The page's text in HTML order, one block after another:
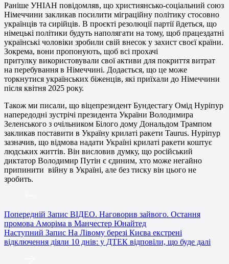
Раніше УНІАН повідомляв, що християнсько-соціальний союз
Німеччини закликав посилити міграційну політику стосовно
українців та сирійців. В проєкті резолюції партії йдеться, що
німецькі політики будуть наполягати на тому, щоб працездатні
українські чоловіки зробили свій внесок у захист своєї країни.
Зокрема, вони пропонують, щоб всі прохачі
притулку використовували свої активи для покриття витрат
на перебування в Німеччині. Додається, що це може
торкнутися українських біженців, які приїхали до Німеччини
після квітня 2025 року.
Також ми писали, що віцепрезидент Бундестагу Омід Нуріпур
напередодні зустрічі президента України Володимира
Зеленського з очільником Білого дому Дональдом Трампом
закликав поставити в Україну крилаті ракети Taurus. Нуріпур
зазначив, що відмова надати Україні крилаті ракети коштує
людських життів. Він висловив думку, що російський
диктатор Володимир Путін є єдиним, хто може негайно
припинити війну в Україні, але без тиску він цього не
зробить.
Попередній Запис ВІДЕО. Наговорив зайвого. Остання
промова Аморіма в Манчестер Юнайтед
Наступний Запис На Лівому березі Києва екстрені
відключення діяли 10 днів: у ДТЕК відповіли, що буде далі